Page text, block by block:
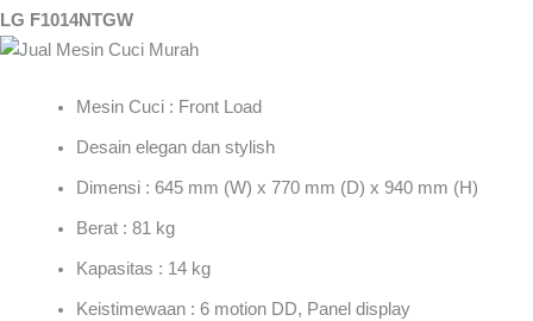
LG F1014NTGW
Mesin Cuci : Front Load
Desain elegan dan stylish
Dimensi : 645 mm (W) x 770 mm (D) x 940 mm (H)
Berat : 81 kg
Kapasitas : 14 kg
Keistimewaan : 6 motion DD, Panel display